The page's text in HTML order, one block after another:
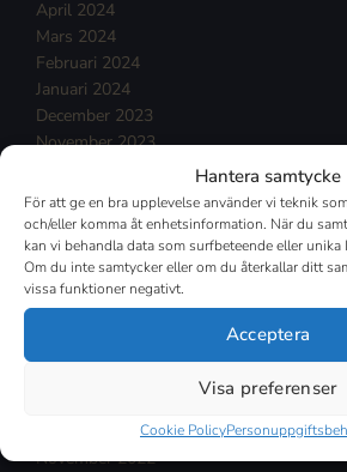
Hantera samtycke
För att ge en bra upplevelse använder vi teknik
och/eller komma åt enhetsinformation. När du
kan vi behandla data som surfbeteende eller
Om du inte samtycker eller om du återkallar ditt
vissa funktioner negativt.
Acceptera
Visa preferenser
Cookie Policy
April 2024
Mars 2024
Februari 2024
Januari 2024
December 2023
November 2023
September 2023
Augusti 2023
Juli 2023
Juni 2023
Maj 2023
December 2022
November 2022